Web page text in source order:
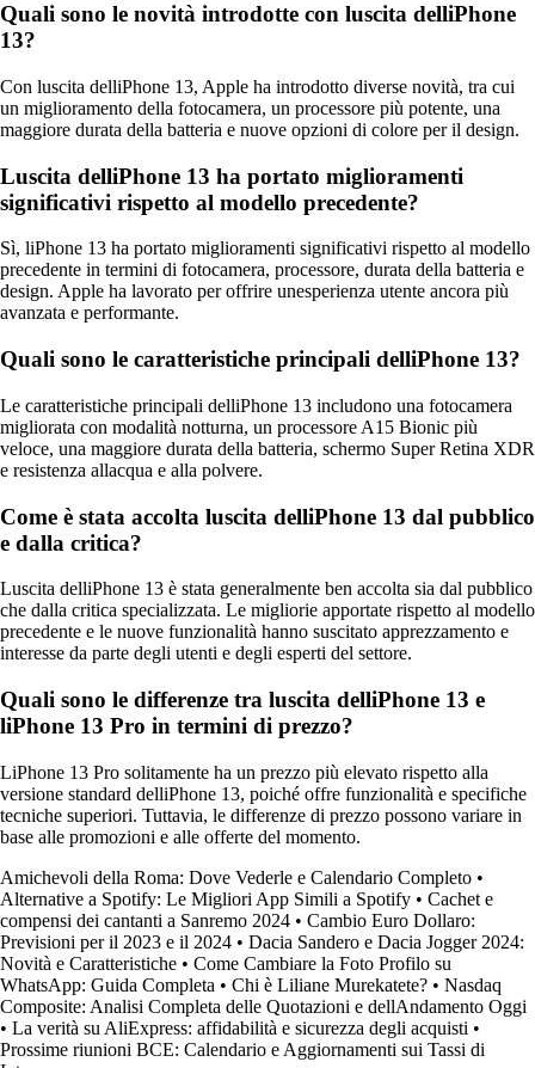
Quali sono le novità introdotte con luscita delliPhone
13?
Con luscita delliPhone 13, Apple ha introdotto diverse novità, tra cui
un miglioramento della fotocamera, un processore più potente, una
maggiore durata della batteria e nuove opzioni di colore per il design.
Luscita delliPhone 13 ha portato miglioramenti
significativi rispetto al modello precedente?
Sì, liPhone 13 ha portato miglioramenti significativi rispetto al modello
precedente in termini di fotocamera, processore, durata della batteria e
design. Apple ha lavorato per offrire unesperienza utente ancora più
avanzata e performante.
Quali sono le caratteristiche principali delliPhone 13?
Le caratteristiche principali delliPhone 13 includono una fotocamera
migliorata con modalità notturna, un processore A15 Bionic più
veloce, una maggiore durata della batteria, schermo Super Retina XDR
e resistenza allacqua e alla polvere.
Come è stata accolta luscita delliPhone 13 dal pubblico
e dalla critica?
Luscita delliPhone 13 è stata generalmente ben accolta sia dal pubblico
che dalla critica specializzata. Le migliorie apportate rispetto al modello
precedente e le nuove funzionalità hanno suscitato apprezzamento e
interesse da parte degli utenti e degli esperti del settore.
Quali sono le differenze tra luscita delliPhone 13 e
liPhone 13 Pro in termini di prezzo?
LiPhone 13 Pro solitamente ha un prezzo più elevato rispetto alla
versione standard delliPhone 13, poiché offre funzionalità e specifiche
tecniche superiori. Tuttavia, le differenze di prezzo possono variare in
base alle promozioni e alle offerte del momento.
Amichevoli della Roma: Dove Vederle e Calendario Completo •
Alternative a Spotify: Le Migliori App Simili a Spotify • Cachet e
compensi dei cantanti a Sanremo 2024 • Cambio Euro Dollaro:
Previsioni per il 2023 e il 2024 • Dacia Sandero e Dacia Jogger 2024:
Novità e Caratteristiche • Come Cambiare la Foto Profilo su
WhatsApp: Guida Completa • Chi è Liliane Murekatete? • Nasdaq
Composite: Analisi Completa delle Quotazioni e dellAndamento Oggi
• La verità su AliExpress: affidabilità e sicurezza degli acquisti •
Prossime riunioni BCE: Calendario e Aggiornamenti sui Tassi di